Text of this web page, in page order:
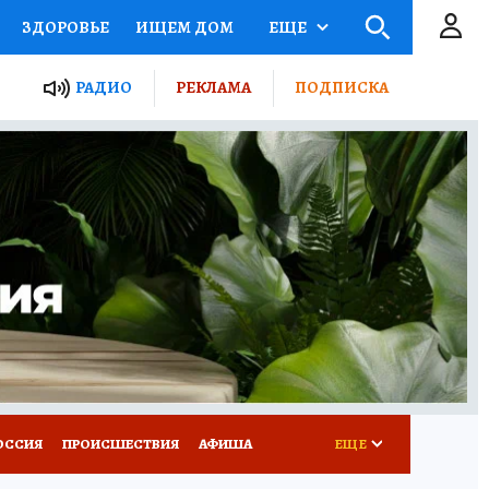
ЗДОРОВЬЕ ИЩЕМ ДОМ
ПРОЕКТЫ РОССИИ
ПУТЕВОДИТЕЛЬ
ТУРИЗМ
ПОТРЕБИТЕЛЯ ВСЕ О КП
ЕЩЕ
РАДИО РЕКЛАМА ПОДПИСКА
ПРОИСШЕСТВИЯ АФИША ЕЩЕ